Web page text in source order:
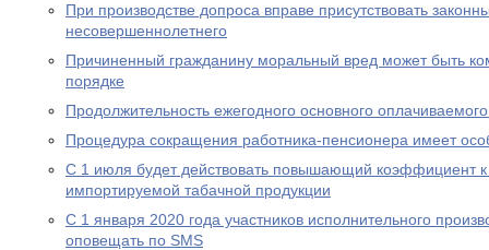
При производстве допроса вправе присутствовать
несовершеннолетнего
Причиненный гражданину моральный вред может быть
порядке
Продолжительность ежегодного основного оплачиваемого
Процедура сокращения работника-пенсионера имеет
С 1 июля будет действовать повышающий коэффициент
импортируемой табачной продукции
С 1 января 2020 года участников исполнительного
оповещать по SMS